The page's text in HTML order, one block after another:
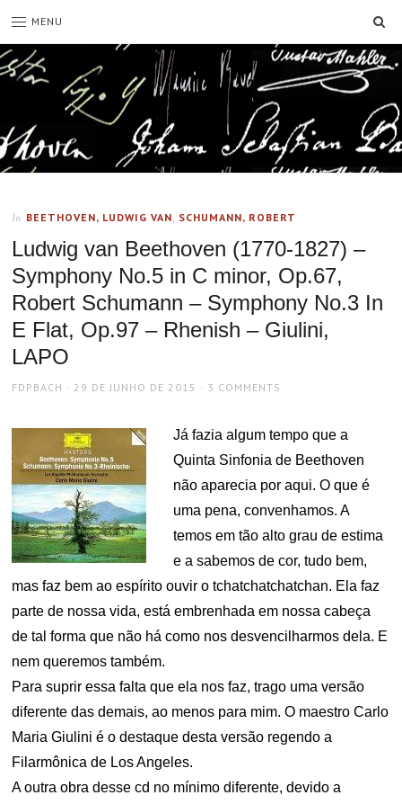
MENU
In BEETHOVEN, LUDWIG VAN, SCHUMANN, ROBERT
Ludwig van Beethoven (1770-1827) –
Symphony No.5 in C minor, Op.67,
Robert Schumann – Symphony No.3 In
E Flat, Op.97 – Rhenish – Giulini,
LAPO
AUTHOR
FDPBACH
POSTED
29 DE JUNHO DE 2015 3 COMMENTS
Já fazia algum tempo que a
Quinta Sinfonia de Beethoven
não aparecia por aqui. O que é
uma pena, convenhamos. A
temos em tão alto grau de estima
e a sabemos de cor, tudo bem,
mas faz bem ao espírito ouvir o tchatchatchatchan. Ela faz
parte de nossa vida, está embrenhada em nossa cabeça
de tal forma que não há como nos desvencilharmos dela. E
nem queremos também.
Para suprir essa falta que ela nos faz, trago uma versão
diferente das demais, ao menos para mim. O maestro Carlo
Maria Giulini é o destaque desta versão regendo a
Filarmônica de Los Angeles.
A outra obra desse cd no mínimo diferente, devido a